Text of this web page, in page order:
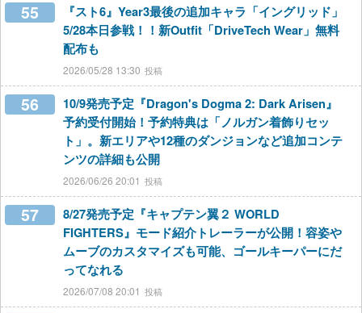
55
『スト6』Year3最後の追加キャラ「イングリッド」
5/28本日参戦！！新Outfit「DriveTech Wear」無料
配布も
2026/05/28 13:30
56
10/9発売予定『Dragon's Dogma 2: Dark Arisen』
予約受付開始！予約特典は「ノルガン着飾りセッ
ト」。新エリアや12種のダンジョンなど追加コンテ
ンツの詳細も公開
2026/06/26 20:01
57
8/27発売予定『キャプテン翼２ WORLD
FIGHTERS』モード紹介トレーラーが公開！容姿や
ムーブのカスタマイズも可能、ゴールキーパーにだ
ってなれる
2026/07/08 20:01